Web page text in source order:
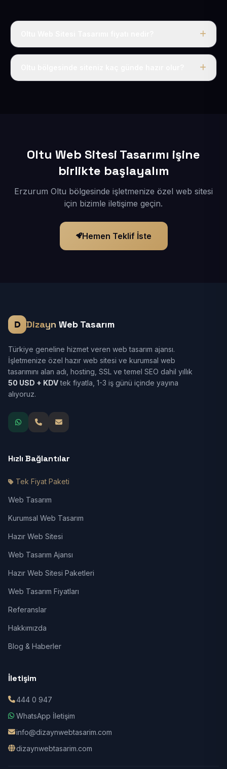
Tek fiyat uygulanır: yıllık 50 USD + KDV. Bu bedele alan
Oltu Web Sitesi Tasarımı işine
birlikte başlayalım
Erzurum Oltu bölgesinde işletmenize özel web sitesi
için bizimle iletişime geçin.
Hemen Teklif İste
Dizayn Web Tasarım
Türkiye geneline hizmet veren web tasarım ajansı.
İşletmenize özel hazır web sitesi ve kurumsal web
tasarımını alan adı, hosting, SSL ve temel SEO dahil yıllık
50 USD + KDVtek fiyatla, 1-3 iş günü içinde yayına
alıyoruz.
Hızlı Bağlantılar
Tek Fiyat Paketi
Web Tasarım
Kurumsal Web Tasarım
Hazır Web Sitesi
Web Tasarım Ajansı
Hazır Web Sitesi Paketleri
Web Tasarım Fiyatları
Referanslar
Hakkımızda
Blog & Haberler
İletişim
444 0 947
WhatsApp İletişim
info@dizaynwebtasarim.com
dizaynwebtasarim.com